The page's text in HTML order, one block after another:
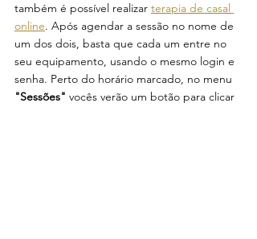
também é possível realizar terapia de casal
online. Após agendar a sessão no nome de
um dos dois, basta que cada um entre no
seu equipamento, usando o mesmo login e
senha. Perto do horário marcado, no menu
"Sessões" vocês verão um botão para clicar